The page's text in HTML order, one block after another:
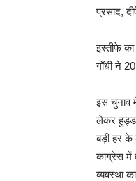
प्रसाद,
इस्तीफे
गाँधी ने
इस चुनाव
लेकर
बड़ी हर के
कांग्रेस में
व्यवस्था